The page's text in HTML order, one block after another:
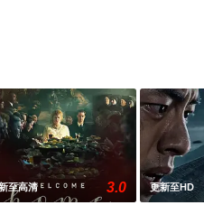
至高清 3.0 更新至HD